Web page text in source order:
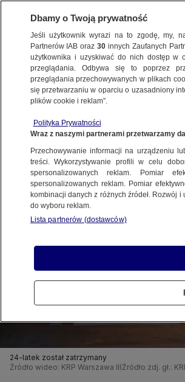
WARSZAWA
WŁOCHY
18.06.2025, 21:04
Posłuchaj artykułu
Czyta lektor AI
24-latek został zatrzymany
Źródło wideo: KRP Warszawa III Źródło zdj. gł.:
Dbamy o Twoją prywatność
Jeśli użytkownik wyrazi na to zgodę, my,
Partnerów IAB oraz30 innych Zaufanych
użytkownika i uzyskiwać do nich dostęp w
przeglądania. Odbywa się to poprzez
przeglądania przechowywanych w plikach
się przetwarzaniu w oparciu o uzasadniony
plików cookie i reklam”.
Polityka Prywatności
Wraz z naszymi partnerami przetwarzamy
Przechowywanie informacji na urządzeniu
treści. Wykorzystywanie profili w celu
spersonalizowanych reklam. Pomiar
spersonalizowanych reklam. Pomiar
kombinacji danych z różnych źródeł. Rozwój
do wyboru reklam.
Lista partnerów (dostawców)